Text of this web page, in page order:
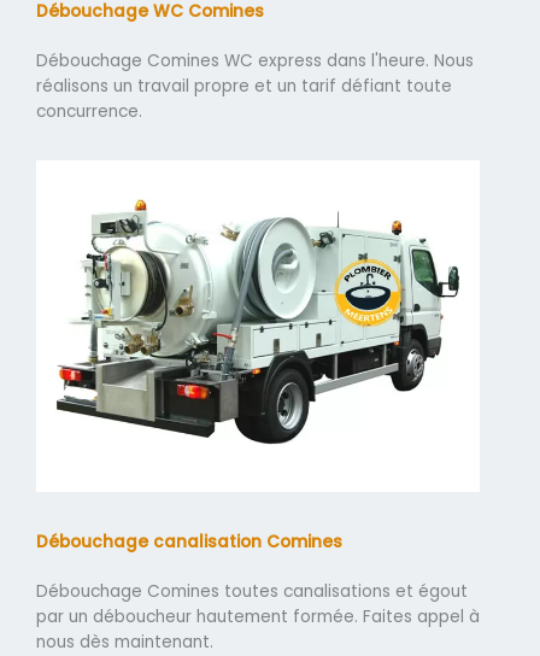
Débouchage WC Comines
Débouchage Comines WC express dans l'heure. Nous
réalisons un travail propre et un tarif défiant toute
concurrence.
Débouchage canalisation Comines
Débouchage Comines toutes canalisations et égout
par un déboucheur hautement formée. Faites appel à
nous dès maintenant.